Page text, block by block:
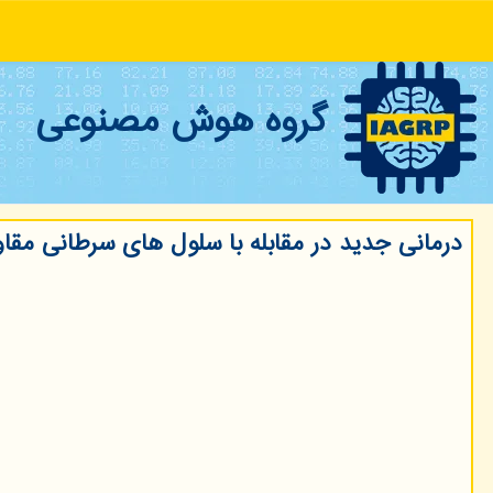
گروه هوش مصنوعی
درمانی جدید در مقابله با سلول های سرطانی